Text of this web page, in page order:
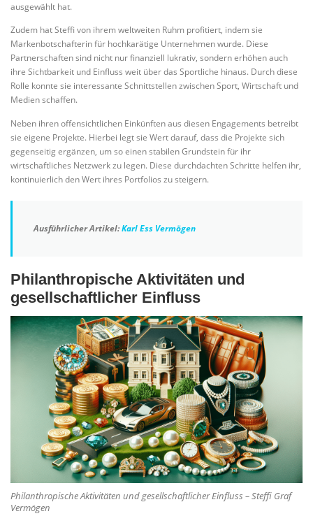
ausgewählt hat.
Zudem hat Steffi von ihrem weltweiten Ruhm profitiert, indem sie
Markenbotschafterin für hochkarätige Unternehmen wurde. Diese
Partnerschaften sind nicht nur finanziell lukrativ, sondern erhöhen auch
ihre Sichtbarkeit und Einfluss weit über das Sportliche hinaus. Durch diese
Rolle konnte sie interessante Schnittstellen zwischen Sport, Wirtschaft und
Medien schaffen.
Neben ihren offensichtlichen Einkünften aus diesen Engagements betreibt
sie eigene Projekte. Hierbei legt sie Wert darauf, dass die Projekte sich
gegenseitig ergänzen, um so einen stabilen Grundstein für ihr
wirtschaftliches Netzwerk zu legen. Diese durchdachten Schritte helfen ihr,
kontinuierlich den Wert ihres Portfolios zu steigern.
Ausführlicher Artikel:Karl Ess Vermögen
Philanthropische Aktivitäten und
gesellschaftlicher Einfluss
Philanthropische Aktivitäten und gesellschaftlicher Einfluss – Steffi Graf
Vermögen